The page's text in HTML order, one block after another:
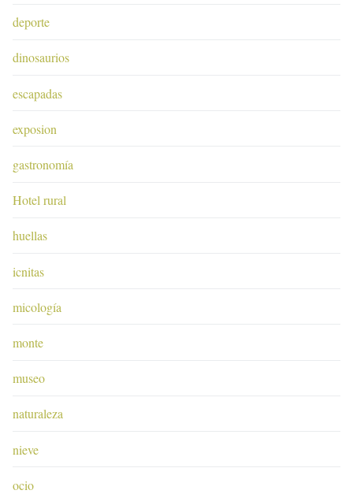
deporte
dinosaurios
escapadas
exposion
gastronomía
Hotel rural
huellas
icnitas
micología
monte
museo
naturaleza
nieve
ocio